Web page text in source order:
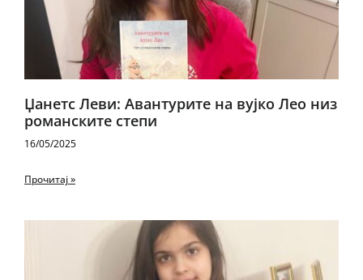
Џанетс Леви: Авантурите на вујко Лео низ
романските степи
16/05/2025
Прочитај »